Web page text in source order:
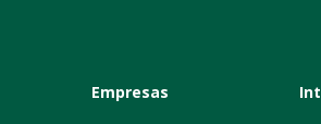
Empresas